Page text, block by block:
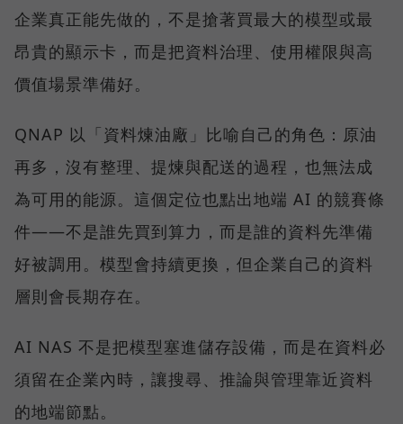
企業真正能先做的，不是搶著買最大的模型或最
昂貴的顯示卡，而是把資料治理、使用權限與高
價值場景準備好。
QNAP 以「資料煉油廠」比喻自己的角色：原油
再多，沒有整理、提煉與配送的過程，也無法成
為可用的能源。這個定位也點出地端 AI 的競賽條
件——不是誰先買到算力，而是誰的資料先準備
好被調用。模型會持續更換，但企業自己的資料
層則會長期存在。
AI NAS 不是把模型塞進儲存設備，而是在資料必
須留在企業內時，讓搜尋、推論與管理靠近資料
的地端節點。